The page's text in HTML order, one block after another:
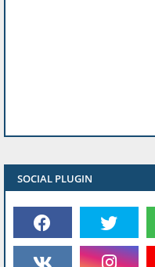
SOCIAL PLUGIN